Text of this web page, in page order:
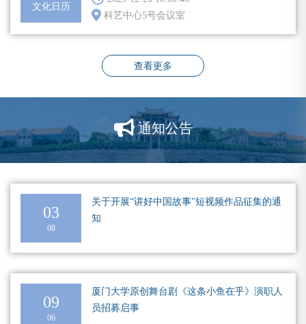
文化日历
科艺中心5号会议室
查看更多
通知公告
03
08
关于开展“讲好中国故事”短视频作品征集的通
知
09
06
厦门大学原创舞台剧《这条小鱼在乎》演职人
员招募启事